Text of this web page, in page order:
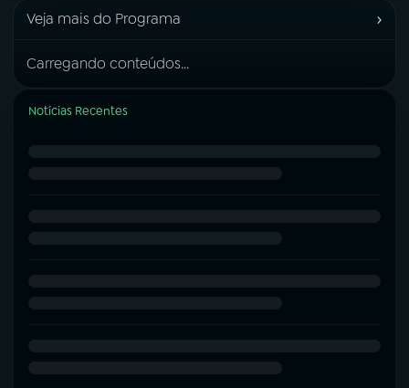
Veja mais do Programa ›
Carregando conteúdos...
Notícias Recentes